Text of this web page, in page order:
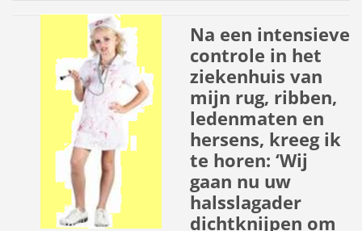
Na een intensieve
controle in het
ziekenhuis van
mijn rug, ribben,
ledenmaten en
hersens, kreeg ik
te horen: ‘Wij
gaan nu uw
halsslagader
dichtknijpen om